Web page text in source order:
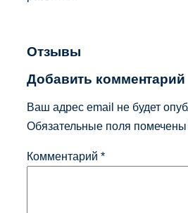
Отзывы
Добавить комментарий
Ваш адрес email не будет
Обязательные поля помечены
Комментарий *